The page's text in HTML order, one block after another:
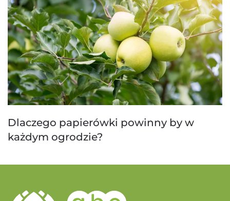
Dlaczego papierówki powinny by w
każdym ogrodzie?